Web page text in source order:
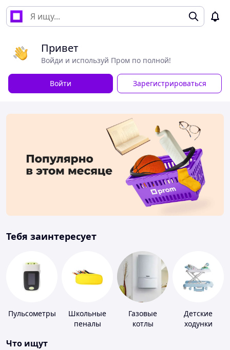
Привет
Войди и используй Пром по полной!
Войти Зарегистрироваться
Тебя заинтересует
Пульсометры
Школьные
пеналы
Газовые
котлы
Детские
ходунки
Что ищут